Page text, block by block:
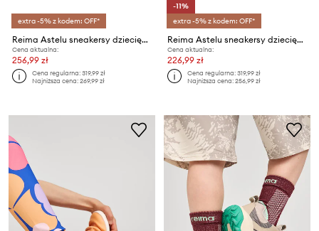
extra -5% z kodem: OFF*
Reima Astelu sneakersy dziecięce
Cena aktualna:
256,99 zł
Cena regularna:319,99 zł
Najniższa cena:269,99 zł
-11%
extra -5% z kodem: OFF*
Reima Astelu sneakersy dziecięce
Cena aktualna:
226,99 zł
Cena regularna:319,99 zł
Najniższa cena:256,99 zł